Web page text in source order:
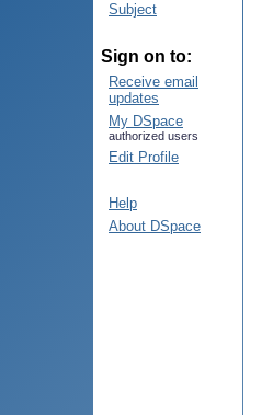
Subject
Sign on to:
Receive email
updates
My DSpace
authorized users
Edit Profile
Help
About DSpace